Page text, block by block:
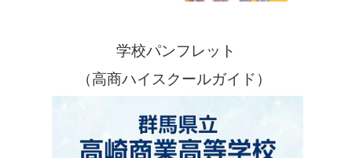
学校パンフレット
（高商ハイスクールガイド）